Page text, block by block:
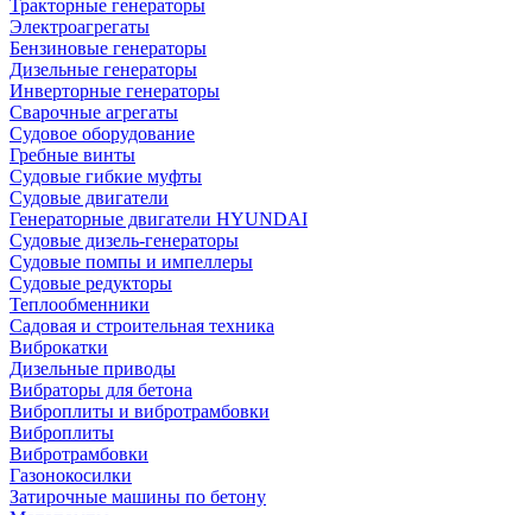
Тракторные генераторы
Электроагрегаты
Бензиновые генераторы
Дизельные генераторы
Инверторные генераторы
Сварочные агрегаты
Судовое оборудование
Гребные винты
Судовые гибкие муфты
Судовые двигатели
Генераторные двигатели HYUNDAI
Судовые дизель-генераторы
Судовые помпы и импеллеры
Судовые редукторы
Теплообменники
Садовая и строительная техника
Виброкатки
Дизельные приводы
Вибраторы для бетона
Виброплиты и вибротрамбовки
Виброплиты
Вибротрамбовки
Газонокосилки
Затирочные машины по бетону